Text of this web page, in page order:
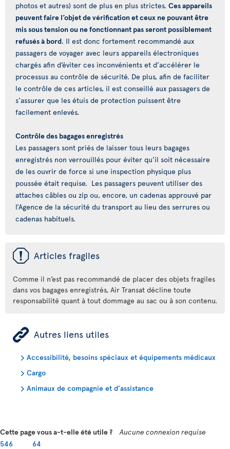
photos et autres) sont de plus en plus strictes. Ces appareils
peuvent faire l’objet de vérification et ceux ne pouvant être
mis sous tension ou ne fonctionnant pas seront possiblement
refusés à bord. Il est donc fortement recommandé aux
passagers de voyager avec leurs appareils électroniques
chargés afin d’éviter ces inconvénients et d’accélérer le
processus au contrôle de sécurité. De plus, afin de faciliter
le contrôle de ces articles, il est conseillé aux passagers de
s'assurer que les étuis de protection puissent être
facilement enlevés.
Contrôle des bagages enregistrés
Les passagers sont priés de laisser tous leurs bagages
enregistrés non verrouillés pour éviter qu’il soit nécessaire
de les ouvrir de force si une inspection physique plus
poussée était requise. Les passagers peuvent utiliser des
attaches câbles ou zip ou, encore, un cadenas approuvé par
l’Agence de la sécurité du transport au lieu des serrures ou
cadenas habituels.
ü Articles fragiles
Comme il n’est pas recommandé de placer des objets fragiles
dans vos bagages enregistrés, Air Transat décline toute
responsabilité quant à tout dommage au sac ou à son contenu.
ÿ Autres liens utiles
Accessibilité, besoins spéciaux et équipements médicaux
Cargo
Animaux de compagnie et d’assistance
Cette page vous a-t-elle été utile ?
Aucune connexion requise
546
64